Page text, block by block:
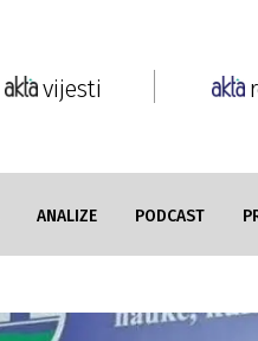
vijesti
ANALIZE PODCAST